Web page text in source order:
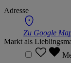
Adresse
Zu Google
Markt als